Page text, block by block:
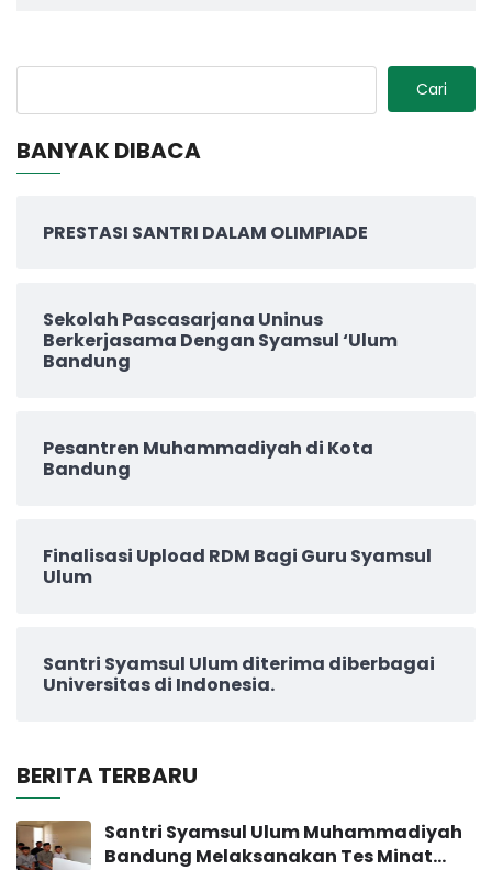
Cari
BANYAK DIBACA
PRESTASI SANTRI DALAM OLIMPIADE
Sekolah Pascasarjana Uninus
Berkerjasama Dengan Syamsul ‘Ulum
Bandung
Pesantren Muhammadiyah di Kota
Bandung
Finalisasi Upload RDM Bagi Guru Syamsul
Ulum
Santri Syamsul Ulum diterima diberbagai
Universitas di Indonesia.
BERITA TERBARU
Santri Syamsul Ulum Muhammadiyah
Bandung Melaksanakan Tes Minat